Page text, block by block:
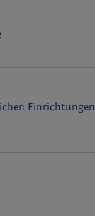
Einrichtungen